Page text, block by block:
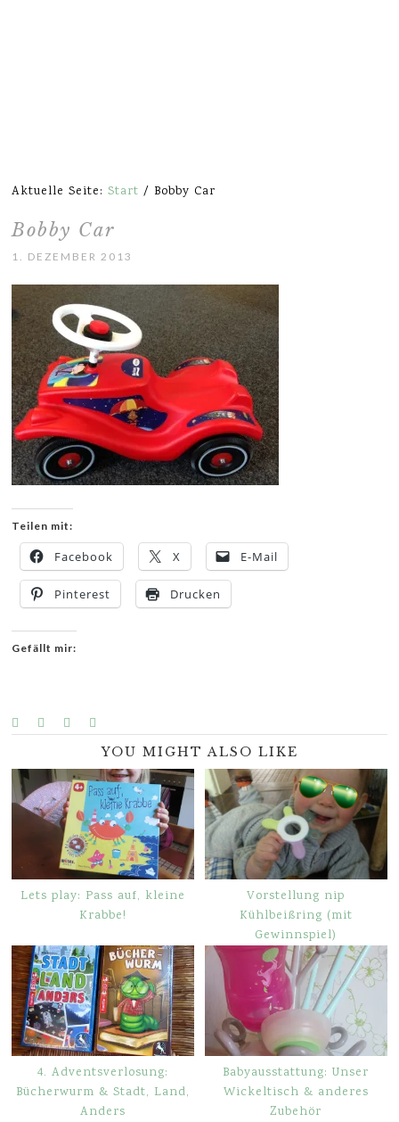
Aktuelle Seite:Start / Bobby Car
Bobby Car
1. DEZEMBER 2013
Teilen mit:
Facebook X E-Mail
Pinterest Drucken
Gefällt mir:
YOU MIGHT ALSO LIKE
Lets play: Pass auf, kleine
Krabbe!
Vorstellung nip
Kühlbeißring (mit
Gewinnspiel)
4. Adventsverlosung:
Bücherwurm & Stadt, Land,
Anders
Babyausstattung: Unser
Wickeltisch & anderes
Zubehör